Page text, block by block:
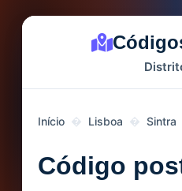
Início Lisboa Sintra
Código